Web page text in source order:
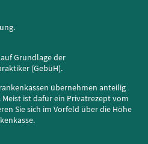
Grundlage der
(GebüH).
übernehmen anteilig
ist dafür ein Privatrezept vom
Sie sich im Vorfeld über die Höhe